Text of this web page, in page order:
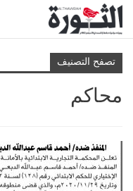
تصفح التصنيف
محاكم